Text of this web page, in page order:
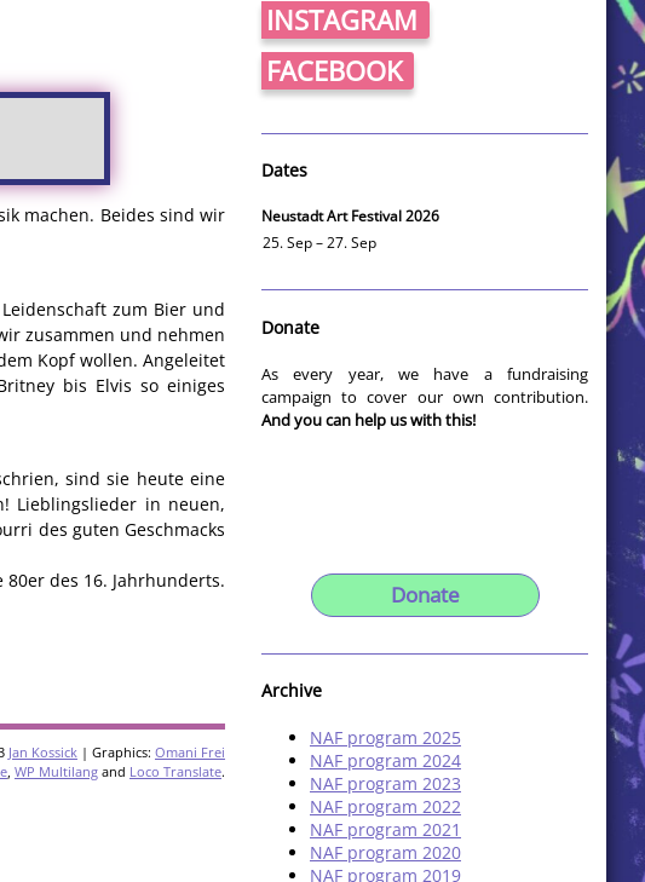
machen. Beides sind wir
zum Bier und
zusammen und nehmen
Kopf wollen. Angeleitet
bis Elvis so einiges
sind sie heute eine
Lieblingslieder in neuen,
des guten Geschmacks
des 16. Jahrhunderts.
Jan Kossick | Graphics: Omani Frei
, WP Multilang and Loco Translate.
INSTAGRAM
FACEBOOK
Dates
Neustadt Art Festival 2026
25. Sep – 27. Sep
Donate
As every year, we have a fundraising
campaign to cover our own contribution.
And you can help us with this!
Donate
Archive
NAF program 2025
NAF program 2024
NAF program 2023
NAF program 2022
NAF program 2021
NAF program 2020
NAF program 2019